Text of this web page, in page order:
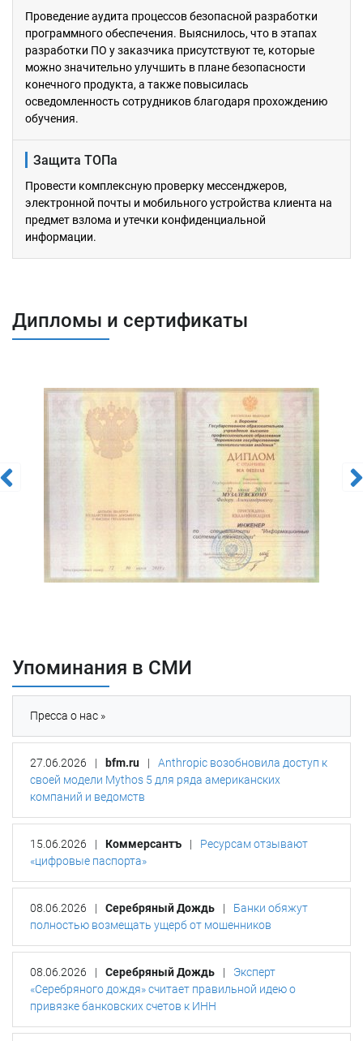
Проведение аудита процессов безопасной разработки
программного обеспечения. Выяснилось, что в этапах
разработки ПО у заказчика присутствуют те, которые
можно значительно улучшить в плане безопасности
конечного продукта, а также повысилась
осведомленность сотрудников благодаря прохождению
обучения.
Защита ТОПа
Провести комплексную проверку мессенджеров,
электронной почты и мобильного устройства клиента на
предмет взлома и утечки конфиденциальной
информации.
Дипломы и сертификаты
Упоминания в СМИ
Пресса о нас »
27.06.2026 | bfm.ru |
Anthropic возобновила доступ к
своей модели Mythos 5 для ряда американских
компаний и ведомств
15.06.2026 | Коммерсантъ |
Ресурсам отзывают
«цифровые паспорта»
08.06.2026 | Серебряный Дождь |
Банки обяжут
полностью возмещать ущерб от мошенников
08.06.2026 | Серебряный Дождь |
Эксперт
«Серебряного дождя» считает правильной идею о
привязке банковских счетов к ИНН